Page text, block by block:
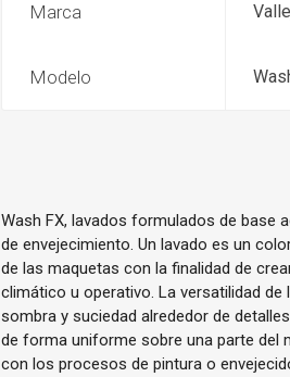
Marca
Modelo
Wash FX, lavados formulados de base
de envejecimiento. Un lavado es un
de las maquetas con la finalidad de
climático u operativo. La versatilidad
sombra y suciedad alrededor de
de forma uniforme sobre una parte del
con los procesos de pintura o